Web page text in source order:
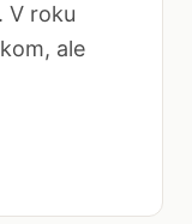
V roku
ale